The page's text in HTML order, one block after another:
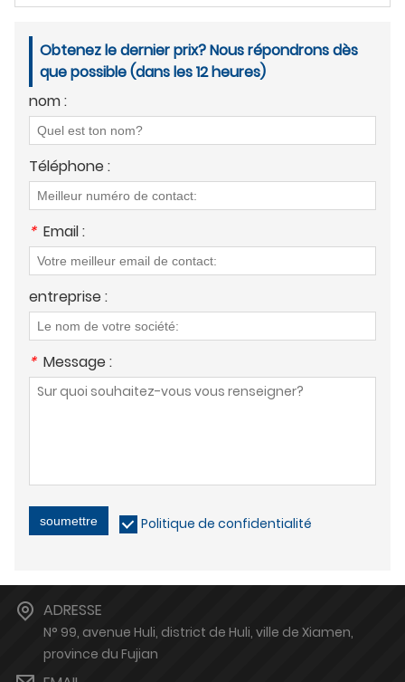
Obtenez le dernier prix? Nous répondrons dès
que possible (dans les 12 heures)
nom :
Téléphone :
* Email :
entreprise :
* Message :
soumettre Politique de confidentialité
ADRESSE
N° 99, avenue Huli, district de Huli, ville de Xiamen,
province du Fujian